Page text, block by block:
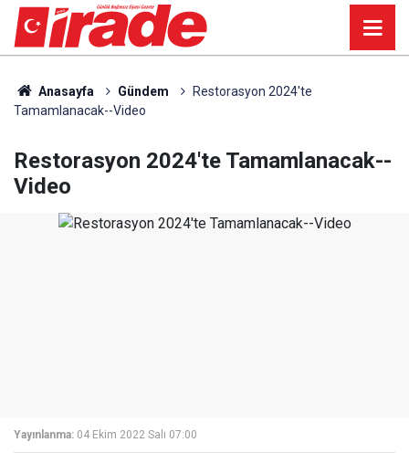
Anasayfa Gündem
Restorasyon 2024'te
Tamamlanacak--Video
Restorasyon 2024'te Tamamlanacak--
Video
Yayınlanma: 04 Ekim 2022 Salı 07:00